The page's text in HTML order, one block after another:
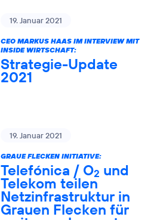
19. Januar 2021
CEO MARKUS HAAS IM INTERVIEW MIT
INSIDE WIRTSCHAFT:
Strategie-Update
2021
19. Januar 2021
GRAUE FLECKEN INITIATIVE:
Telefónica / O2 und
Telekom teilen
Netzinfrastruktur in
Grauen Flecken für